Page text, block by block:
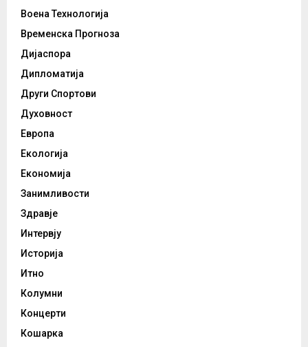
Воена Технологија
Временска Прогноза
Дијаспора
Дипломатија
Други Спортови
Духовност
Европа
Екологија
Економија
Занимливости
Здравје
Интервју
Историја
Итно
Колумни
Концерти
Кошарка